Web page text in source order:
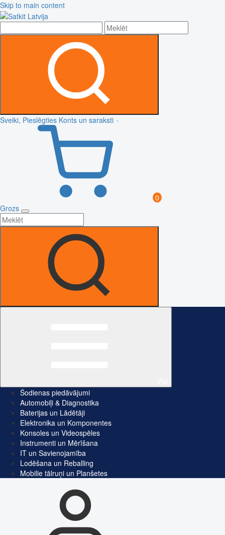
Skip to main content
Sveiki, Pieslēgties Konts un saraksti
0
Grozs
Šodienas piedāvājumi
Automobiļi & Diagnostika
Baterijas un Lādētāji
Elektronika un Komponentes
Konsoles un Videospēles
Instrumenti un Mērīšana
IT un Savienojamība
Lodēšana un Reballing
Mobilie tālruņi un Planšetes